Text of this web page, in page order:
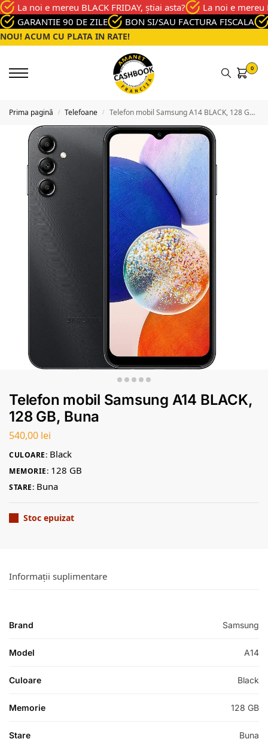
La noi e mereu BLACK FRIDAY, știai asta?
La noi e mereu
GARANTIE 90 DE ZILE
BON SI/SAU FACTURA FISCALA
NOU! ACUM CU PLATA IN RATE!
0
Prima pagină / Telefoane / Telefon mobil Samsung A14 BLACK, 128 GB, Buna
Telefon mobil Samsung A14 BLACK,
128 GB, Buna
540,00 lei
CULOARE: Black
MEMORIE: 128 GB
STARE: Buna
Stoc epuizat
Informații suplimentare
Brand Samsung
Model A14
Culoare Black
Memorie 128 GB
Stare Buna